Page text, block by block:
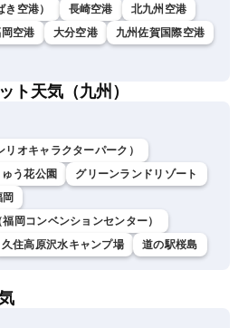
空港）
長崎空港
北九州空港
空港 大分空港
九州佐賀国際空港
ト天気（九州）
オキャラクターパーク）
ゅう花公園
グリーンランドリゾート
岡コンベンションセンター）
久住高原沢水キャンプ場 道の駅桜島